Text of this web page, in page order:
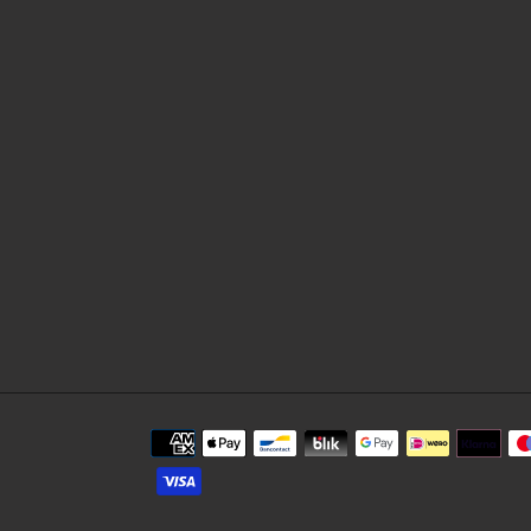
Métodos
de
pago